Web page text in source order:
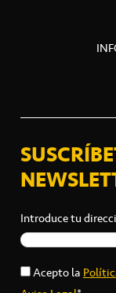
Introduce tu
Acepto la